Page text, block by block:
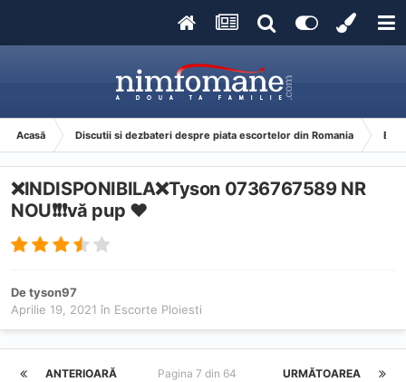
Acasă Discutii si dezbateri despre piata escortelor din Romania
❌INDISPONIBILA❌Tyson 0736767589 NR
NOU❗️❗️❗️vă pup ❤️
Detyson97
Aprilie 19, 2021 în Escorte Ploiesti
ANTERIOARĂ URMĂTOAREA
Pagina 7 din 64